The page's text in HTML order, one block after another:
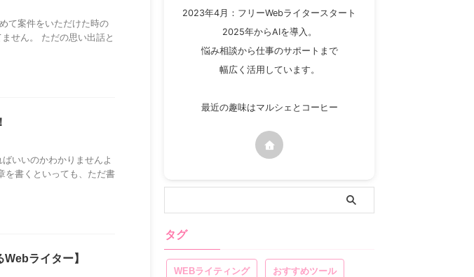
て案件をいただけた時の
せん。 ただの思い出話と
いいのかわかりませんよ
を書くといっても、ただ書
ライター】
2023年4月：フリーWebライタースタート
2025年からAIを導入。
悩み相談から仕事のサポートまで
幅広く活用しています。
最近の趣味はマルシェとコーヒー
タグ
WEBライティング おすすめツール